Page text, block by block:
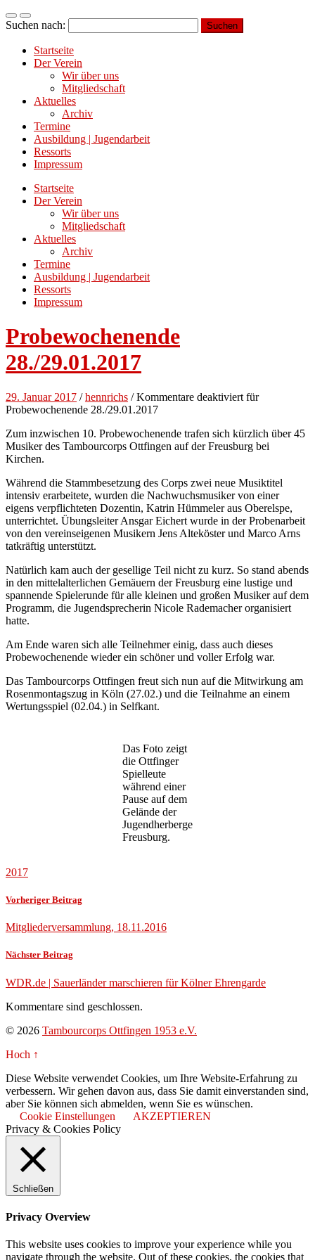
Suchen nach:
Startseite
Der Verein
Wir über uns
Mitgliedschaft
Aktuelles
Archiv
Termine
Ausbildung | Jugendarbeit
Ressorts
Impressum
Startseite
Der Verein
Wir über uns
Mitgliedschaft
Aktuelles
Archiv
Termine
Ausbildung | Jugendarbeit
Ressorts
Impressum
Probewochenende
28./29.01.2017
29. Januar 2017 /hennrichs /Kommentare deaktiviert für
Probewochenende 28./29.01.2017
Zum inzwischen 10. Probewochenende trafen sich kürzlich über 45
Musiker des Tambourcorps Ottfingen auf der Freusburg bei
Kirchen.
Während die Stammbesetzung des Corps zwei neue Musiktitel
intensiv erarbeitete, wurden die Nachwuchsmusiker von einer
eigens verpflichteten Dozentin, Katrin Hümmeler aus Oberelspe,
unterrichtet. Übungsleiter Ansgar Eichert wurde in der Probenarbeit
von den vereinseigenen Musikern Jens Alteköster und Marco Arns
tatkräftig unterstützt.
Natürlich kam auch der gesellige Teil nicht zu kurz. So stand abends
in den mittelalterlichen Gemäuern der Freusburg eine lustige und
spannende Spielerunde für alle kleinen und großen Musiker auf dem
Programm, die Jugendsprecherin Nicole Rademacher organisiert
hatte.
Am Ende waren sich alle Teilnehmer einig, dass auch dieses
Probewochenende wieder ein schöner und voller Erfolg war.
Das Tambourcorps Ottfingen freut sich nun auf die Mitwirkung am
Rosenmontagszug in Köln (27.02.) und die Teilnahme an einem
Wertungsspiel (02.04.) in Selfkant.
Das Foto zeigt
die Ottfinger
Spielleute
während einer
Pause auf dem
Gelände der
Jugendherberge
Freusburg.
2017
Vorheriger Beitrag
Mitgliederversammlung, 18.11.2016
Nächster Beitrag
WDR.de | Sauerländer marschieren für Kölner Ehrengarde
Kommentare sind geschlossen.
© 2026 Tambourcorps Ottfingen 1953 e.V.
Hoch ↑
Diese Website verwendet Cookies, um Ihre Website-Erfahrung zu
verbessern. Wir gehen davon aus, dass Sie damit einverstanden sind,
aber Sie können sich abmelden, wenn Sie es wünschen.
Cookie Einstellungen
AKZEPTIEREN
Privacy & Cookies Policy
Schließen
Privacy Overview
This website uses cookies to improve your experience while you
navigate through the website. Out of these cookies, the cookies that